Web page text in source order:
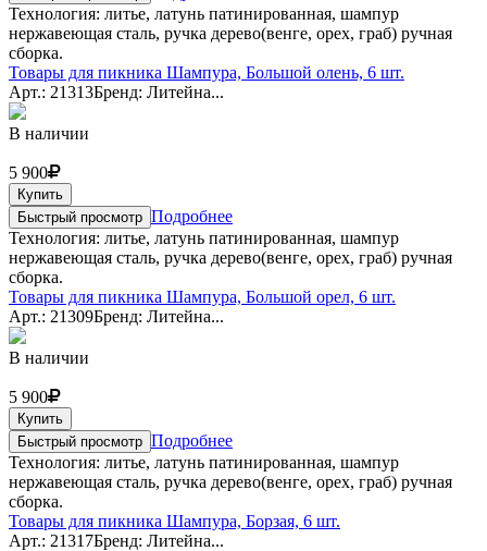
Технология: литье, латунь патинированная, шампур
нержавеющая сталь, ручка дерево(венге, орех, граб) ручная
сборка.
Товары для пикника Шампура, Большой олень, 6 шт.
Арт.: 21313Бренд: Литейна...
В наличии
5 900
Купить
Быстрый просмотр Подробнее
Технология: литье, латунь патинированная, шампур
нержавеющая сталь, ручка дерево(венге, орех, граб) ручная
сборка.
Товары для пикника Шампура, Большой орел, 6 шт.
Арт.: 21309Бренд: Литейна...
В наличии
5 900
Купить
Быстрый просмотр Подробнее
Технология: литье, латунь патинированная, шампур
нержавеющая сталь, ручка дерево(венге, орех, граб) ручная
сборка.
Товары для пикника Шампура, Борзая, 6 шт.
Арт.: 21317Бренд: Литейна...